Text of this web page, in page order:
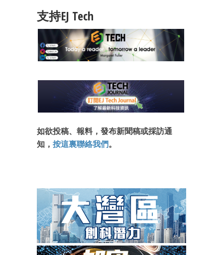
支持EJ Tech
如欲投稿、報料，發布新聞稿或採訪通
知， 按這裏聯絡我們。
最新資訊（附創業懶人包）
箱！